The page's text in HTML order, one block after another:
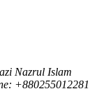
Nazrul Islam
+880255012281